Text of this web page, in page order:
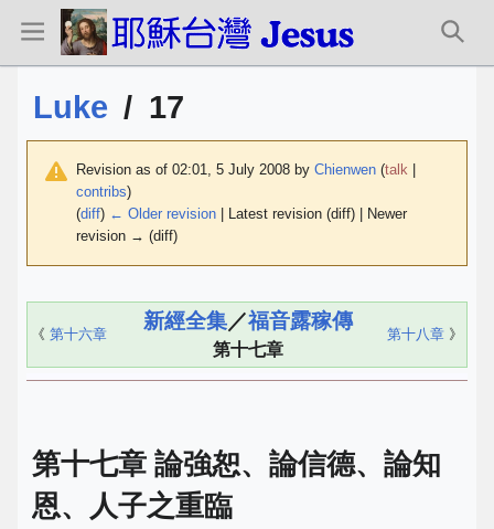
Luke / 17
Revision as of 02:01, 5 July 2008 by Chienwen (talk
contribs)
(diff) ← Older revision | Latest revision (diff) | Newer
revision → (diff)
《 第十六章
新經全集／福音露稼傳
第十七章
第十八章 》
第十七章 論強恕、論信德、論知
恩、人子之重臨